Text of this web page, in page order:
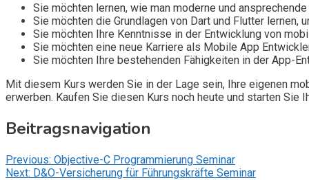
Sie möchten lernen, wie man moderne und
Sie möchten die Grundlagen von Dart und Flutter
Sie möchten Ihre Kenntnisse in der Entwicklung von
Sie möchten eine neue Karriere als Mobile App
Sie möchten Ihre bestehenden Fähigkeiten in der App-
Mit diesem Kurs werden Sie in der Lage sein, Ihre eigenen
erwerben. Kaufen Sie diesen Kurs noch heute und starten
Beitragsnavigation
Previous: Objective-C Programmierung Seminar
Next: D&O-Versicherung für Führungskräfte Seminar